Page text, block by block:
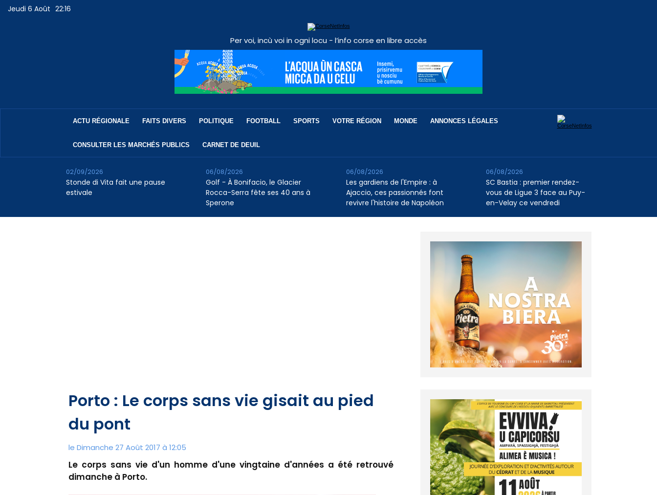
Jeudi 6 Août 22:16
Per voi, incù voi in ogni locu - l’info corse en libre accès
ACTU RÉGIONALE FAITS DIVERS POLITIQUE FOOTBALL SPORTS VOTRE RÉGION MONDE ANNONCES LÉGALES
CONSULTER LES MARCHÉS PUBLICS CARNET DE DEUIL
Stonde di Vita fait une pause
estivale
02/09/2026
Golf - À Bonifacio, le Glacier
Rocca-Serra fête ses 40 ans à
Sperone
06/08/2026
Les gardiens de l'Empire : à
Ajaccio, ces passionnés font
revivre l'histoire de Napoléon
06/08/2026
SC Bastia : premier rendez-
vous de Ligue 3 face au Puy-
en-Velay ce vendredi
06/08/2026
Porto : Le corps sans vie gisait au pied
du pont
le Dimanche 27 Août 2017 à 12:05
Le corps sans vie d'un homme d'une vingtaine d'années a été retrouvé
dimanche à Porto.